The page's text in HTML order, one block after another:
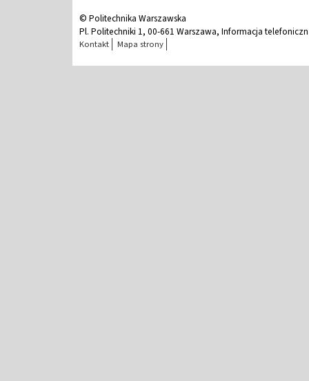
© Politechnika Warszawska
Pl. Politechniki 1, 00-661 Warszawa, Informacja
Kontakt Mapa strony